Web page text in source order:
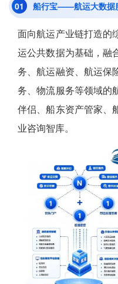
01 船行宝——航运大数据
面向航运产业链打造的
运公共数据为基础，融
务、航运融资、航运保
务、物流服务等领域的
伴侣、船东资产管家、
业咨询智库。